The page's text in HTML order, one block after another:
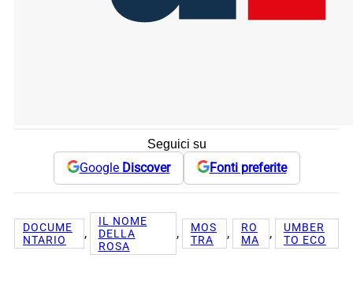
Seguici su
Google Discover Fonti preferite
DOCUME
NTARIO
,
IL NOME
DELLA
ROSA
,
MOS
TRA
,
RO
MA
,
UMBER
TO ECO